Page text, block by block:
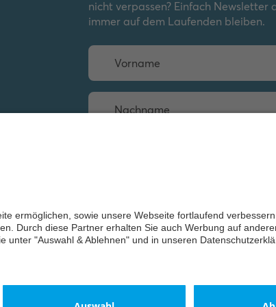
nicht verpassen? Einfach Newsletter
immer auf dem Laufenden bleiben.